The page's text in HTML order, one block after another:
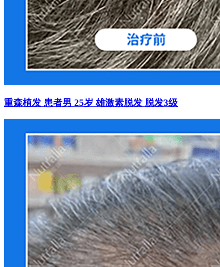
重森植发 患者男 25岁 雄激素脱发 脱发3级